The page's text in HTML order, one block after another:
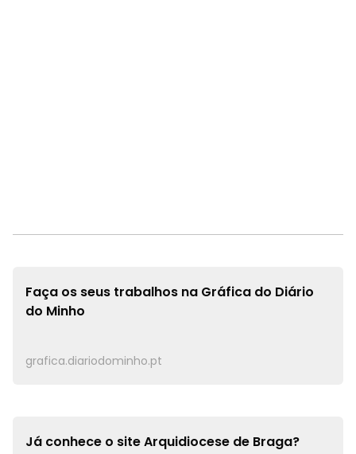
Faça os seus trabalhos na Gráfica do Diário
do Minho
grafica.diariodominho.pt
Já conhece o siteArquidiocese de Braga?